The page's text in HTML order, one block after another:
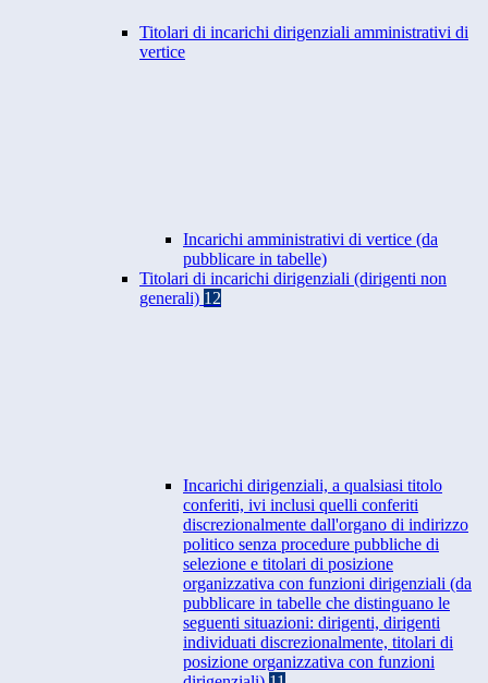
Titolari di incarichi dirigenziali amministrativi di
vertice
Incarichi amministrativi di vertice (da
pubblicare in tabelle)
Titolari di incarichi dirigenziali (dirigenti non
generali) 12
Incarichi dirigenziali, a qualsiasi titolo
conferiti, ivi inclusi quelli conferiti
discrezionalmente dall'organo di indirizzo
politico senza procedure pubbliche di
selezione e titolari di posizione
organizzativa con funzioni dirigenziali (da
pubblicare in tabelle che distinguano le
seguenti situazioni: dirigenti, dirigenti
individuati discrezionalmente, titolari di
posizione organizzativa con funzioni